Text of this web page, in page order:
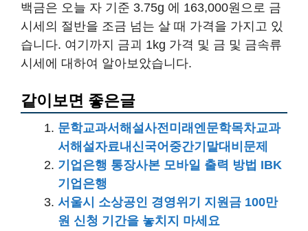
백금은 오늘 자 기준 3.75g 에 163,000원으로 금
시세의 절반을 조금 넘는 살 때 가격을 가지고 있
습니다. 여기까지 금괴 1kg 가격 및 금 및 금속류
시세에 대하여 알아보았습니다.
같이보면 좋은글
문학교과서해설사전미래엔문학목차교과
서해설자료내신국어중간기말대비문제
기업은행 통장사본 모바일 출력 방법 IBK
기업은행
서울시 소상공인 경영위기 지원금 100만
원 신청 기간을 놓치지 마세요